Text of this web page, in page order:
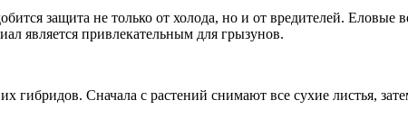
защита не только от холода, но и от вредителей. Еловые
является привлекательным для грызунов.
Сначала с растений снимают все сухие листья,